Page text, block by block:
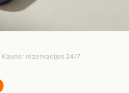
Kaune: rezervacijos 24/7